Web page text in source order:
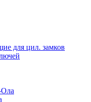
для цил. замков